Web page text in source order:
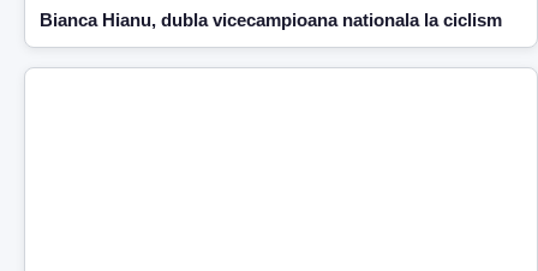
Bianca Hianu, dubla vicecampioana nationala la ciclism